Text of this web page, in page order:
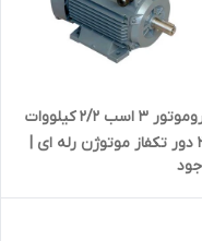
الکتروموتور ۳ اسب 2/2 کیلووات
۳۰۰۰ دور تکفاز موتوژن رله ای |
سه اسب تک خازن تبریز